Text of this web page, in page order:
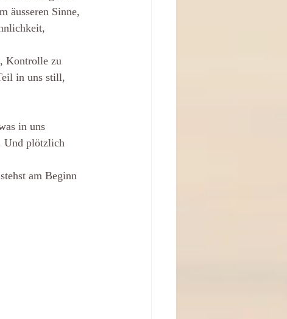
äusseren Sinne,
Kontrolle zu
in uns still,
in uns
Und plötzlich
am Beginn